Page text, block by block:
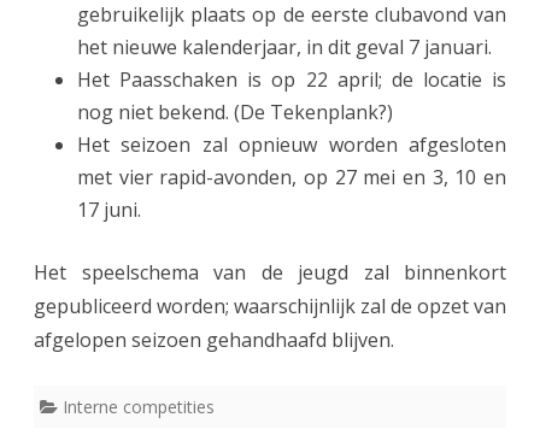
s
p
e
l
c
h
gebruikelijk plaats op de eerste clubavond van
het nieuwe kalenderjaar, in dit geval 7 januari.
Het Paasschaken is op 22 april; de locatie is
nog niet bekend. (De Tekenplank?)
Het seizoen zal opnieuw worden afgesloten
met vier rapid-avonden, op 27 mei en 3, 10 en
17 juni.
Het speelschema van de jeugd zal binnenkort
gepubliceerd worden; waarschijnlijk zal de opzet van
afgelopen seizoen gehandhaafd blijven.
Interne competities